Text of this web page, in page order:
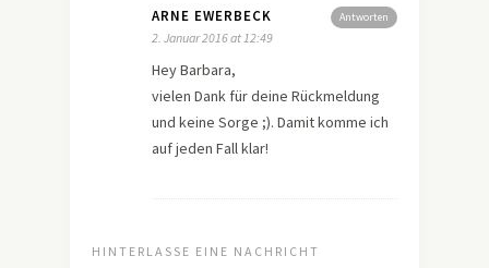
Antworten
ARNE EWERBECK
2. Januar 2016 at 12:49
Hey Barbara,
vielen Dank für deine Rückmeldung
und keine Sorge ;). Damit komme ich
auf jeden Fall klar!
HINTERLASSE EINE NACHRICHT